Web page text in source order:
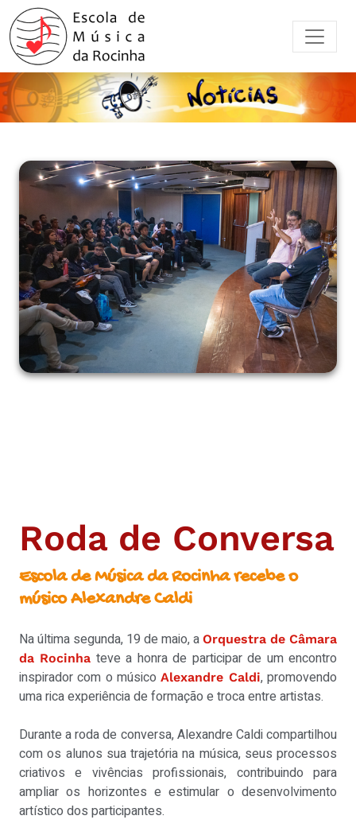
Roda de Conversa
Escola de Música da Rocinha recebe o
músico Alexandre Caldi
Na última segunda, 19 de maio, a Orquestra de Câmara
da Rocinha teve a honra de participar de um encontro
inspirador com o músicoAlexandre Caldi, promovendo
uma rica experiência de formação e troca entre artistas.
Durante a roda de conversa, Alexandre Caldi compartilhou
com os alunos sua trajetória na música, seus processos
criativos e vivências profissionais, contribuindo para
ampliar os horizontes e estimular o desenvolvimento
artístico dos participantes.